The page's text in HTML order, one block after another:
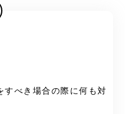
べき場合の際に何も対